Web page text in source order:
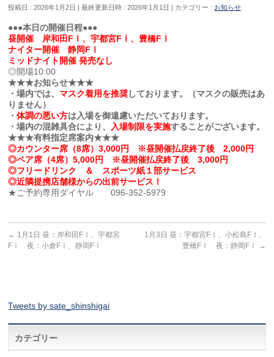
投稿日 : 2026年1月2日 最終更新日時 : 2026年1月1日 カテゴリー : お知らせ
●●●本日の開催日程●●●
昼開催 岸和田FⅠ、宇都宮FⅠ、豊橋FⅠ
ナイター開催 静岡FⅠ
ミッドナイト開催 発売なし
◎開場10:00
★★★お知らせ★★★
・場内では、 マスク着用を推奨しております。（マスクの販売はあ
りません）
・体調の悪い方は入場を御遠慮いただいております。
・場内の混雑具合により、
入場制限を実施することがございます。
★★★有料指定席案内★★★
◎カウンター席（8席）3,000円 ※昼開催払戻終了後 2,000円
◎ペア席（4席）5,000円 ※昼開催払戻終了後 3,000円
◎フリードリンク ＆ スポーツ紙１部サービス
◎近隣提携店舗様からの出前サービス！
★ご予約専用ダイヤル 096-352-5979
← 1月1日 昼：岸和田FⅠ、宇都宮
FⅠ 夜：小倉FⅠ、静岡FⅠ
1月3日 昼：宇都宮FⅠ、小松島FⅠ、
豊橋FⅠ 夜：静岡FⅠ
→
Tweets by sate_shinshigai
カテゴリー